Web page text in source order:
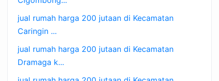
jual rumah harga 200 jutaan di Kecamatan
Caringin ...
jual rumah harga 200 jutaan di Kecamatan
Dramaga k...